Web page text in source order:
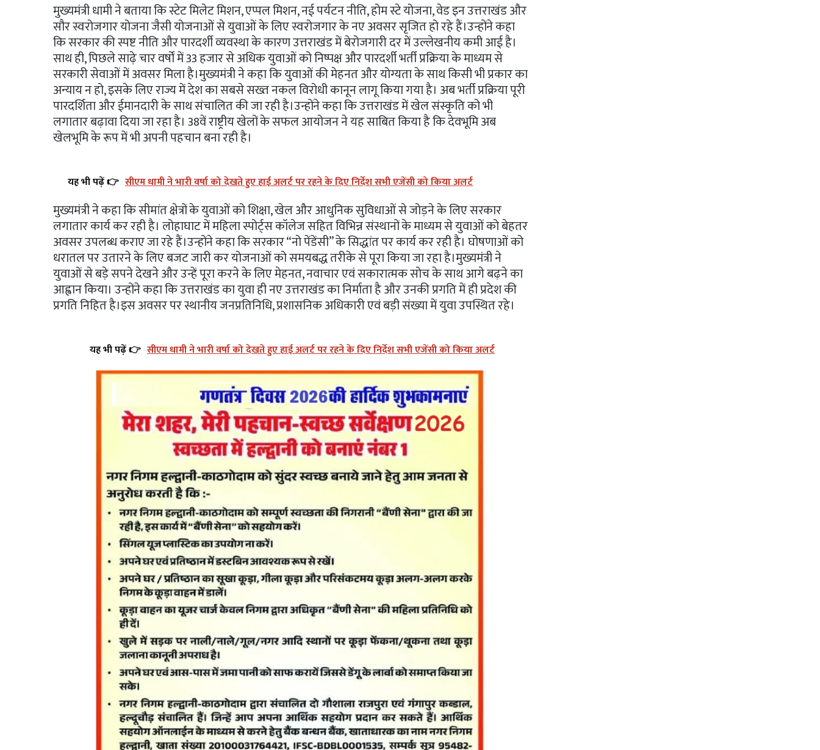
मुख्यमंत्री धामी ने बताया कि स्टेट मिलेट मिशन, एप्पल मिशन, नई पर्यटन नीति, होम स्टे योजना, वेड इन उत्तराखंड और
सौर स्वरोजगार योजना जैसी योजनाओं से युवाओं के लिए स्वरोजगार के नए अवसर सृजित हो रहे हैं।उन्होंने कहा
कि सरकार की स्पष्ट नीति और पारदर्शी व्यवस्था के कारण उत्तराखंड में बेरोजगारी दर में उल्लेखनीय कमी आई है।
साथ ही, पिछले साढ़े चार वर्षों में 33 हजार से अधिक युवाओं को निष्पक्ष और पारदर्शी भर्ती प्रक्रिया के माध्यम से
सरकारी सेवाओं में अवसर मिला है।मुख्यमंत्री ने कहा कि युवाओं की मेहनत और योग्यता के साथ किसी भी प्रकार का
अन्याय न हो, इसके लिए राज्य में देश का सबसे सख्त नकल विरोधी कानून लागू किया गया है। अब भर्ती प्रक्रिया पूरी
पारदर्शिता और ईमानदारी के साथ संचालित की जा रही है।उन्होंने कहा कि उत्तराखंड में खेल संस्कृति को भी
लगातार बढ़ावा दिया जा रहा है। 38वें राष्ट्रीय खेलों के सफल आयोजन ने यह साबित किया है कि देवभूमि अब
खेलभूमि के रूप में भी अपनी पहचान बना रही है।
यह भी पढ़ें 👉 सीएम धामी ने भारी वर्षा को देखते हुए हाई अलर्ट पर रहने के दिए निर्देश सभी एजेंसी को किया अलर्ट
मुख्यमंत्री ने कहा कि सीमांत क्षेत्रों के युवाओं को शिक्षा, खेल और आधुनिक सुविधाओं से जोड़ने के लिए सरकार
लगातार कार्य कर रही है। लोहाघाट में महिला स्पोर्ट्स कॉलेज सहित विभिन्न संस्थानों के माध्यम से युवाओं को बेहतर
अवसर उपलब्ध कराए जा रहे हैं।उन्होंने कहा कि सरकार “नो पेंडेंसी” के सिद्धांत पर कार्य कर रही है। घोषणाओं को
धरातल पर उतारने के लिए बजट जारी कर योजनाओं को समयबद्ध तरीके से पूरा किया जा रहा है।मुख्यमंत्री ने
युवाओं से बड़े सपने देखने और उन्हें पूरा करने के लिए मेहनत, नवाचार एवं सकारात्मक सोच के साथ आगे बढ़ने का
आह्वान किया। उन्होंने कहा कि उत्तराखंड का युवा ही नए उत्तराखंड का निर्माता है और उनकी प्रगति में ही प्रदेश की
प्रगति निहित है।इस अवसर पर स्थानीय जनप्रतिनिधि, प्रशासनिक अधिकारी एवं बड़ी संख्या में युवा उपस्थित रहे।
यह भी पढ़ें 👉 सीएम धामी ने भारी वर्षा को देखते हुए हाई अलर्ट पर रहने के दिए निर्देश सभी एजेंसी को किया अलर्ट